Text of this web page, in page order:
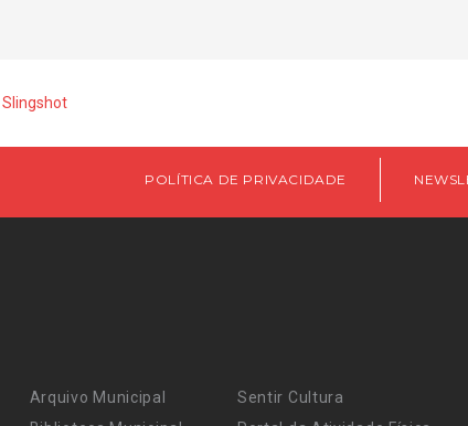
Slingshot
POLÍTICA DE PRIVACIDADE
Arquivo Municipal
Sentir Cultura